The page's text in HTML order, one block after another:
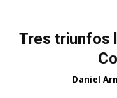
Tres triunfos
Daniel